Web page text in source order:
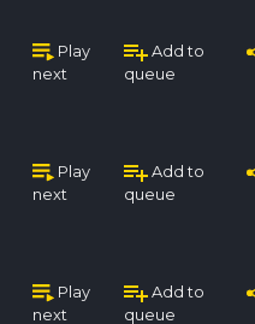
Play
next
Add to
queue
Play
next
Add to
queue
Play
next
Add to
queue